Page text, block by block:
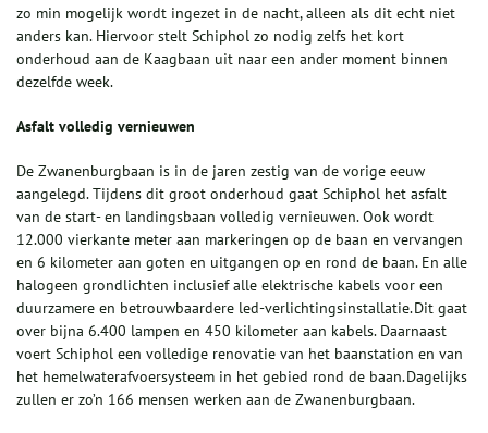
zo min mogelijk wordt ingezet in de nacht, alleen als dit echt niet
anders kan. Hiervoor stelt Schiphol zo nodig zelfs het kort
onderhoud aan de Kaagbaan uit naar een ander moment binnen
dezelfde week.
Asfalt volledig vernieuwen
De Zwanenburgbaan is in de jaren zestig van de vorige eeuw
aangelegd. Tijdens dit groot onderhoud gaat Schiphol het asfalt
van de start- en landingsbaan volledig vernieuwen. Ook wordt
12.000 vierkante meter aan markeringen op de baan en vervangen
en 6 kilometer aan goten en uitgangen op en rond de baan. En alle
halogeen grondlichten inclusief alle elektrische kabels voor een
duurzamere en betrouwbaardere led-verlichtingsinstallatie. Dit gaat
over bijna 6.400 lampen en 450 kilometer aan kabels. Daarnaast
voert Schiphol een volledige renovatie van het baanstation en van
het hemelwaterafvoersysteem in het gebied rond de baan. Dagelijks
zullen er zo’n 166 mensen werken aan de Zwanenburgbaan.